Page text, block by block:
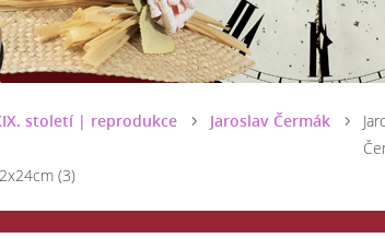
století | reprodukce
Jaroslav Čermák
(3)